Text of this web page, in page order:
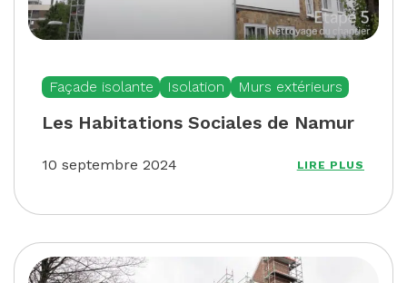
Façade isolante Isolation Murs extérieurs
Les Habitations Sociales de Namur
10 septembre 2024 LIRE PLUS